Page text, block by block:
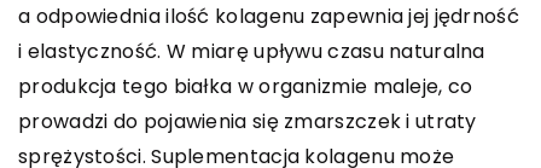
a odpowiednia ilość kolagenu zapewnia jej jędrność
i elastyczność. W miarę upływu czasu naturalna
produkcja tego białka w organizmie maleje, co
prowadzi do pojawienia się zmarszczek i utraty
sprężystości. Suplementacja kolagenu może